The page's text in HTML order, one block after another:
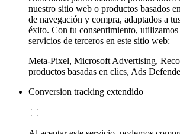
nuestro sitio web o productos basados
de navegación y compra, adaptados a
éxito. Con tu consentimiento, utilizamos
servicios de terceros en este sitio web:
Meta-Pixel, Microsoft Advertising,
productos basadas en clics, Ads
Conversion tracking extendido